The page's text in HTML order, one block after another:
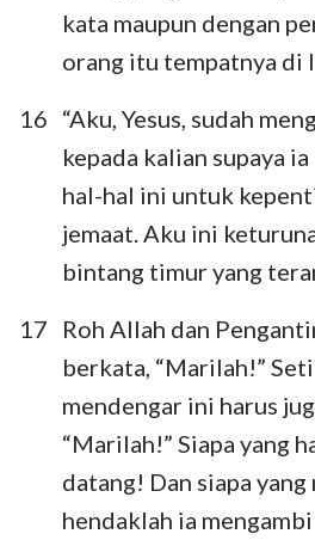
22
kata maupun dengan
orang itu tempatnya di
16 “Aku, Yesus, sudah
kepada kalian supaya
hal-hal ini untuk
jemaat. Aku ini
bintang timur yang
17
Roh Allah dan
berkata, “Marilah!”
mendengar ini harus
“Marilah!” Siapa yang
datang! Dan siapa yang
hendaklah ia